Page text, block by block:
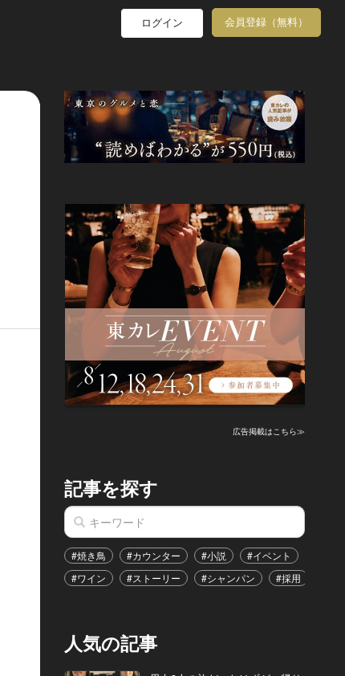
ログイン 会員登録（無料）
広告掲載はこちら≫
記事を探す
#焼き鳥 #カウンター #小説 #イベント
#ワイン
#ストーリー #シャンパン #採用
人気の記事